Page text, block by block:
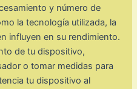
y número de
la tecnología utilizada, la
influyen en su rendimiento.
de tu dispositivo,
o tomar medidas para
tu dispositivo al